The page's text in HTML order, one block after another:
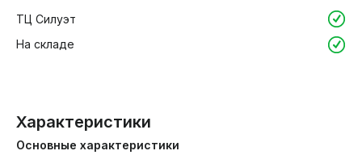
ТЦ Силуэт
На складе
Характеристики
Основные характеристики